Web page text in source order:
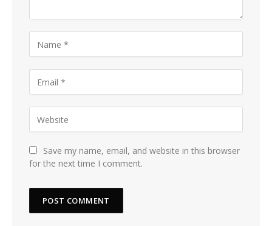
Save my name, email, and website in this browser
for the next time I comment.